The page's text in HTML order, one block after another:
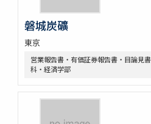
磐城炭礦
東京
営業報告書・有価証券報告書・目論見
科・経済学部